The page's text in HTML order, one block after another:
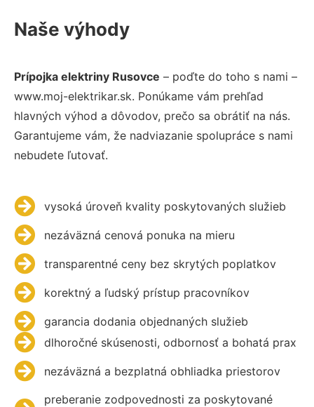
Naše výhody
Prípojka elektriny Rusovce – poďte do toho s nami –
www.moj-elektrikar.sk. Ponúkame vám prehľad
hlavných výhod a dôvodov, prečo sa obrátiť na nás.
Garantujeme vám, že nadviazanie spolupráce s nami
nebudete ľutovať.
vysoká úroveň kvality poskytovaných služieb
nezáväzná cenová ponuka na mieru
transparentné ceny bez skrytých poplatkov
korektný a ľudský prístup pracovníkov
garancia dodania objednaných služieb
dlhoročné skúsenosti, odbornosť a bohatá prax
nezáväzná a bezplatná obhliadka priestorov
preberanie zodpovednosti za poskytované